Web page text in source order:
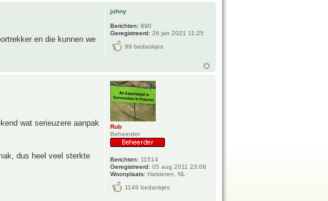
en die kunnen we
johny
Berichten: 890
Geregistreerd: 26 jan 2021 11:25
99 bedankjes
wat serieuzere aanpak
dus heel veel sterkte
Rob
Beheerder
Berichten: 11514
Geregistreerd: 05 aug 2011 23:08
Woonplaats: Halsteren, NL
1149 bedankjes